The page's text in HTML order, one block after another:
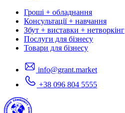
Гроші + обладнання
Консультації + навчання
Збут + виставки + нетворкінг
Послуги для бізнесу
Товари для бізнесу
info@grant.market
+38 096 804 5555